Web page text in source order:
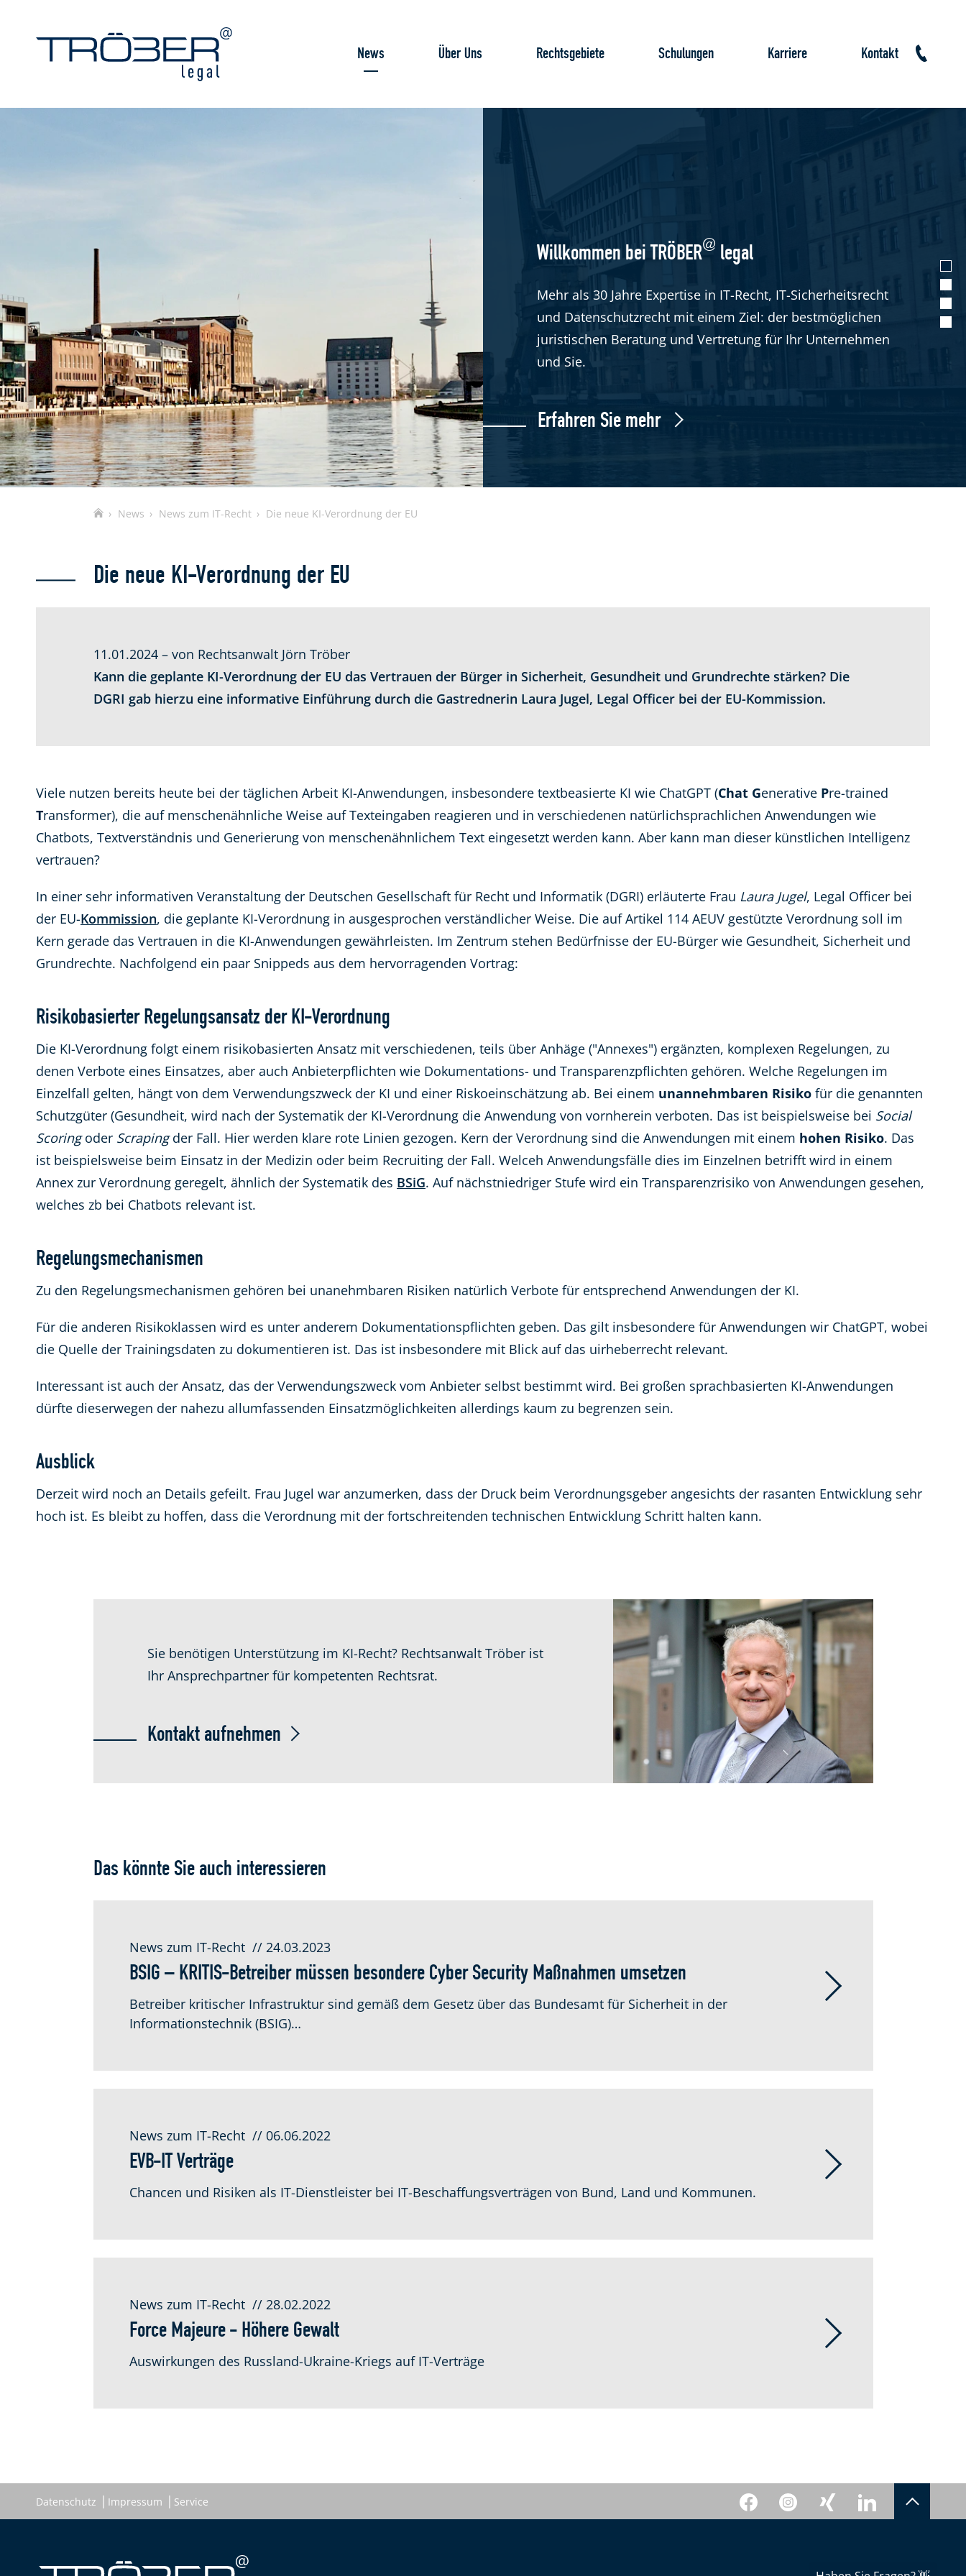
News Über Uns Rechtsgebiete Schulungen Karriere Kontakt
Willkommen bei TRÖBER@ legal
Mehr als 30 Jahre Expertise in IT-Recht, IT-Sicherheitsrecht
und Datenschutzrecht mit einem Ziel: der bestmöglichen
juristischen Beratung und Vertretung für Ihr Unternehmen
und Sie.
Erfahren Sie mehr
HomeNews News zum IT-Recht Die neue KI-Verordnung der EU
Die neue KI-Verordnung der EU
11.01.2024 – von Rechtsanwalt Jörn Tröber
Kann die geplante KI-Verordnung der EU das Vertrauen der Bürger in Sicherheit, Gesundheit und Grundrechte stärken? Die
DGRI gab hierzu eine informative Einführung durch die Gastrednerin Laura Jugel, Legal Officer bei der EU-Kommission.
Viele nutzen bereits heute bei der täglichen Arbeit KI-Anwendungen, insbesondere textbeasierte KI wie ChatGPT (Chat Generative Pre-trained
Transformer), die auf menschenähnliche Weise auf Texteingaben reagieren und in verschiedenen natürlichsprachlichen Anwendungen wie
Chatbots, Textverständnis und Generierung von menschenähnlichem Text eingesetzt werden kann. Aber kann man dieser künstlichen Intelligenz
vertrauen?
In einer sehr informativen Veranstaltung der Deutschen Gesellschaft für Recht und Informatik (DGRI) erläuterte Frau Laura Jugel, Legal Officer bei
der EU-Kommission, die geplante KI-Verordnung in ausgesprochen verständlicher Weise. Die auf Artikel 114 AEUV gestützte Verordnung soll im
Kern gerade das Vertrauen in die KI-Anwendungen gewährleisten. Im Zentrum stehen Bedürfnisse der EU-Bürger wie Gesundheit, Sicherheit und
Grundrechte. Nachfolgend ein paar Snippeds aus dem hervorragenden Vortrag:
Risikobasierter Regelungsansatz der KI-Verordnung
Die KI-Verordnung folgt einem risikobasierten Ansatz mit verschiedenen, teils über Anhäge ("Annexes") ergänzten, komplexen Regelungen, zu
denen Verbote eines Einsatzes, aber auch Anbieterpflichten wie Dokumentations- und Transparenzpflichten gehören. Welche Regelungen im
Einzelfall gelten, hängt von dem Verwendungszweck der KI und einer Riskoeinschätzung ab. Bei einem unannehmbaren Risiko für die genannten
Schutzgüter (Gesundheit, wird nach der Systematik der KI-Verordnung die Anwendung von vornherein verboten. Das ist beispielsweise bei Social
Scoringoder Scrapingder Fall. Hier werden klare rote Linien gezogen. Kern der Verordnung sind die Anwendungen mit einem hohen Risiko. Das
ist beispielsweise beim Einsatz in der Medizin oder beim Recruiting der Fall. Welceh Anwendungsfälle dies im Einzelnen betrifft wird in einem
Annex zur Verordnung geregelt, ähnlich der Systematik des BSiG. Auf nächstniedriger Stufe wird ein Transparenzrisiko von Anwendungen gesehen,
welches zb bei Chatbots relevant ist.
Regelungsmechanismen
Zu den Regelungsmechanismen gehören bei unanehmbaren Risiken natürlich Verbote für entsprechend Anwendungen der KI.
Für die anderen Risikoklassen wird es unter anderem Dokumentationspflichten geben. Das gilt insbesondere für Anwendungen wir ChatGPT, wobei
die Quelle der Trainingsdaten zu dokumentieren ist. Das ist insbesondere mit Blick auf das uirheberrecht relevant.
Interessant ist auch der Ansatz, das der Verwendungszweck vom Anbieter selbst bestimmt wird. Bei großen sprachbasierten KI-Anwendungen
dürfte dieserwegen der nahezu allumfassenden Einsatzmöglichkeiten allerdings kaum zu begrenzen sein.
Ausblick
Derzeit wird noch an Details gefeilt. Frau Jugel war anzumerken, dass der Druck beim Verordnungsgeber angesichts der rasanten Entwicklung sehr
hoch ist. Es bleibt zu hoffen, dass die Verordnung mit der fortschreitenden technischen Entwicklung Schritt halten kann.
Sie benötigen Unterstützung im KI-Recht? Rechtsanwalt Tröber ist
Ihr Ansprechpartner für kompetenten Rechtsrat.
Kontakt aufnehmen
Das könnte Sie auch interessieren
News zum IT-Recht // 24.03.2023
BSIG – KRITIS-Betreiber müssen besondere Cyber Security Maßnahmen umsetzen
Betreiber kritischer Infrastruktur sind gemäß dem Gesetz über das Bundesamt für Sicherheit in der
Informationstechnik (BSIG)…
News zum IT-Recht // 06.06.2022
EVB-IT Verträge
Chancen und Risiken als IT-Dienstleister bei IT-Beschaffungsverträgen von Bund, Land und Kommunen.
News zum IT-Recht // 28.02.2022
Force Majeure - Höhere Gewalt
Auswirkungen des Russland-Ukraine-Kriegs auf IT-Verträge
Datenschutz Impressum Service